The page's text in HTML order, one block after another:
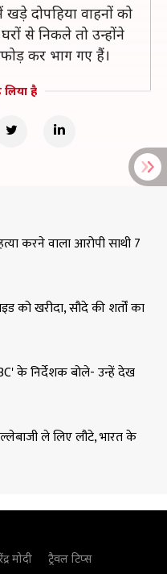
दोपहिया वाहनों को
से निकले तो उन्होंने
कर भाग गए हैं।
है
करने वाला आरोपी साथी 7
को खरीदा, सौदे की शर्तों का
के निर्देशक बोले- उन्हें देख
ले लिए लौटे, भारत के
मोदी ट्रैवल टिप्स